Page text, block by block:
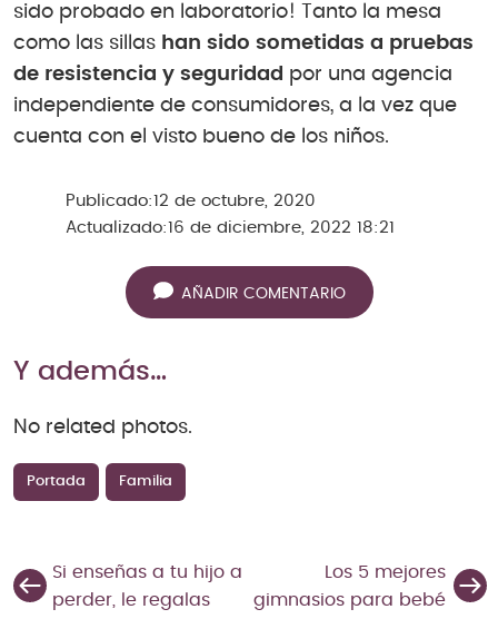
sido probado en laboratorio! Tanto la mesa
como las sillas han sido sometidas a pruebas
de resistencia y seguridad por una agencia
independiente de consumidores, a la vez que
cuenta con el visto bueno de los niños.
Publicado:12 de octubre, 2020
Actualizado:16 de diciembre, 2022 18:21
AÑADIR COMENTARIO
Y además…
No related photos.
Portada Familia
Si enseñas a tu hijo a
perder, le regalas
Los 5 mejores
gimnasios para bebé